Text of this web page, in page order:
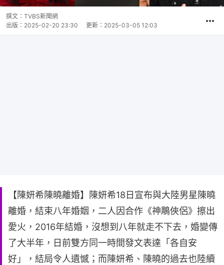
撰文： TVBS新聞網
出版： 2025-02-20 23:30 更新： 2025-03-05 12:03
【陳妍希陳曉離婚】陳妍希18日宣布與大陸男星陳曉
離婚，結束八年婚姻，二人因合作《神鵰俠侶》擦出
愛火，2016年結婚，沒想到八年就走不下去，婚變傳
了大半年，日前雙方同一時間發文表達「各自安
好」，結局令人遺憾；而陳妍希、陳曉的過去也陸續